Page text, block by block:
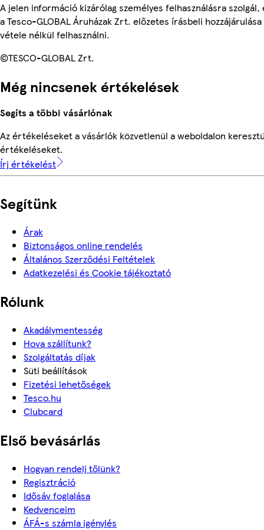
A jelen információ kizárólag személyes felhasználásra
a Tesco-GLOBAL Áruházak Zrt. előzetes írásbeli
vétele nélkül felhasználni.
©TESCO-GLOBAL Zrt.
Még nincsenek értékelések
Segíts a többi vásárlónak
Az értékeléseket a vásárlók közvetlenül a weboldalon
értékeléseket.
Írj értékelést
Segítünk
Árak
Biztonságos online rendelés
Általános Szerződési Feltételek
Adatkezelési és Cookie tájékoztató
Rólunk
Akadálymentesség
Hova szállítunk?
Szolgáltatás díjak
Süti beállítások
Fizetési lehetőségek
Tesco.hu
Clubcard
Első bevásárlás
Hogyan rendelj tőlünk?
Regisztráció
Idősáv foglalása
Kedvenceim
ÁFÁ-s számla igénylés